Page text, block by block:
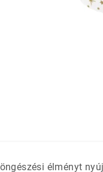
élményt